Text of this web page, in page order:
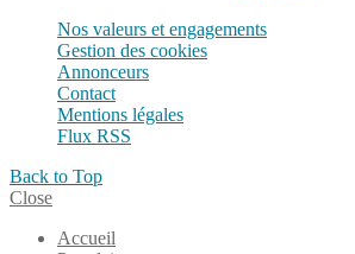
Nos valeurs et engagements
Gestion des cookies
Annonceurs
Contact
Mentions légales
Flux RSS
Back to Top
Close
Accueil